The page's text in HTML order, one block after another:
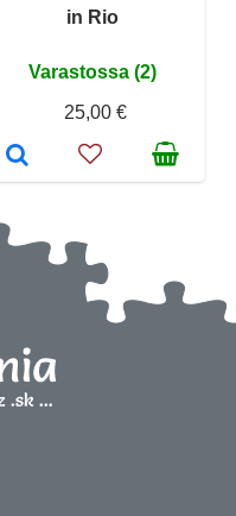
in Rio
Varastossa (2)
25,00 €